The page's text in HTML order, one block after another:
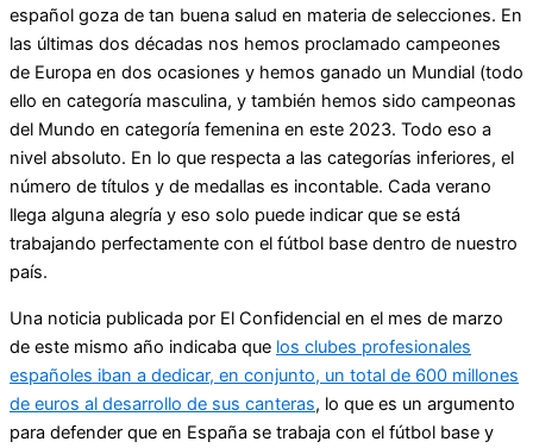
español goza de tan buena salud en materia de selecciones. En
las últimas dos décadas nos hemos proclamado campeones
de Europa en dos ocasiones y hemos ganado un Mundial (todo
ello en categoría masculina, y también hemos sido campeonas
del Mundo en categoría femenina en este 2023. Todo eso a
nivel absoluto. En lo que respecta a las categorías inferiores, el
número de títulos y de medallas es incontable. Cada verano
llega alguna alegría y eso solo puede indicar que se está
trabajando perfectamente con el fútbol base dentro de nuestro
país.
Una noticia publicada por El Confidencial en el mes de marzo
de este mismo año indicaba que los clubes profesionales
españoles iban a dedicar, en conjunto, un total de 600 millones
de euros al desarrollo de sus canteras, lo que es un argumento
para defender que en España se trabaja con el fútbol base y